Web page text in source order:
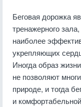
Беговая дорожка
тренажерного
наиболее
укрепляющих
Иногда образ
не позволяют
природе, и тогда
и